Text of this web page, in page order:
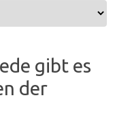
gibt es
der